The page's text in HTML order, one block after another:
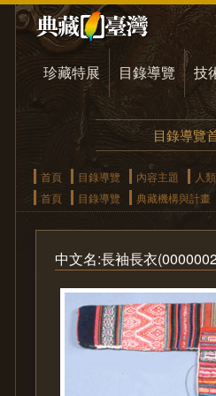
珍藏特展 目錄導覽 技
目錄導覽
首頁 目錄導覽 內容主題
人
首頁
目錄導覽 典藏機構與計畫
中文名:長袖長衣